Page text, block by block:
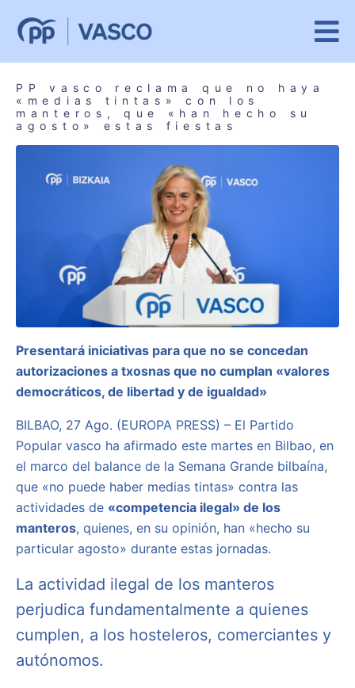
PP vasco reclama que no haya
«medias tintas» con los
manteros, que «han hecho su
agosto» estas fiestas
Presentará iniciativas para que no se concedan
autorizaciones a txosnas que no cumplan «valores
democráticos, de libertad y de igualdad»
BILBAO, 27 Ago. (EUROPA PRESS) – El Partido
Popular vasco ha afirmado este martes en Bilbao, en
el marco del balance de la Semana Grande bilbaína,
que «no puede haber medias tintas» contra las
actividades de «competencia ilegal» de los
manteros, quienes, en su opinión, han «hecho su
particular agosto» durante estas jornadas.
La actividad ilegal de los manteros
perjudica fundamentalmente a quienes
cumplen, a los hosteleros, comerciantes y
autónomos.